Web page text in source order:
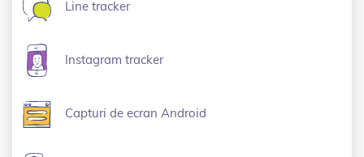
Line tracker
Instagram tracker
Capturi de ecran Android